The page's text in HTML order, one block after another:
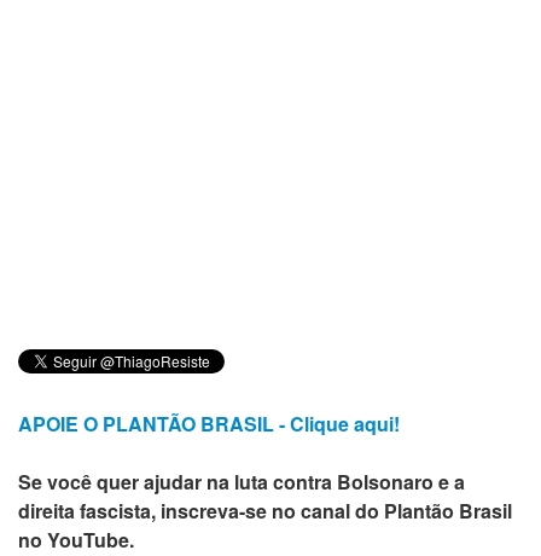
APOIE O PLANTÃO BRASIL - Clique aqui!
Se você quer ajudar na luta contra Bolsonaro e a
direita fascista, inscreva-se no canal do Plantão Brasil
no YouTube.